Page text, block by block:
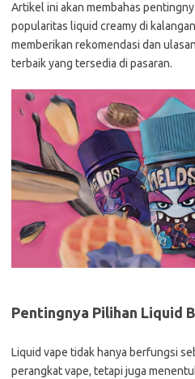
Artikel ini akan membahas
popularitas liquid creamy di
memberikan rekomendasi dan
terbaik yang tersedia di pasaran.
Pentingnya Pilihan Liquid
Liquid vape tidak hanya berfungsi
perangkat vape, tetapi juga